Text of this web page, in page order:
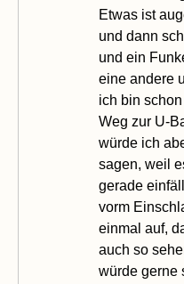
Etwas ist
und dann
und ein
eine andere
ich bin
Weg zur U-
würde ich
sagen, weil
gerade
vorm
einmal auf,
auch so
würde gerne